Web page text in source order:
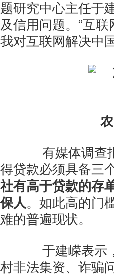
题研究中心主任于
及信用问题。“互
我对互联网解决中
有媒体调查报
得贷款必须具备三
社有高于贷款的存
保人。如此高的门
难的普遍现状。
于建嵘表示，
村非法集资、诈骗